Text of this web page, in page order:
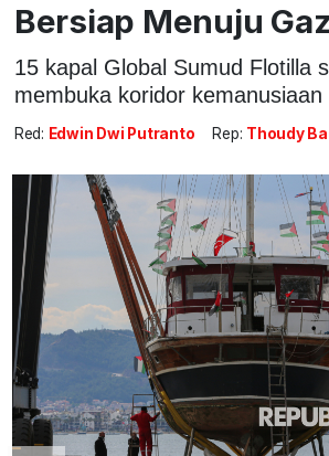
Bersiap Menuju
15 kapal Global Sumud Flotilla
membuka koridor
Red: Edwin Dwi Putranto Rep: Thoudy